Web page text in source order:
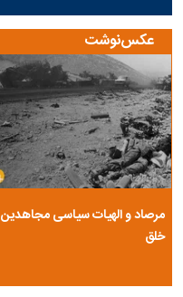
عکس‌نوشت
مرصاد و الهیات سیاسی مجاهدین
خلق